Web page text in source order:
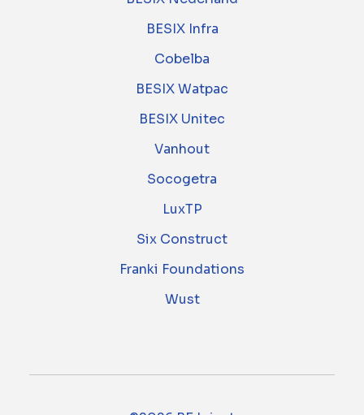
BESIX Infra
Cobelba
BESIX Watpac
BESIX Unitec
Vanhout
Socogetra
LuxTP
Six Construct
Franki Foundations
Wust